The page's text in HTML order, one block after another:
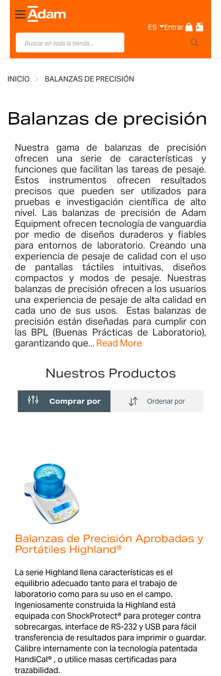
Toggle
Nav
ES Entrar
INICIO BALANZAS DE PRECISIÓN
Balanzas de precisión
Nuestra gama de balanzas de precisión
ofrecen una serie de características y
funciones que facilitan las tareas de pesaje.
Estos instrumentos ofrecen resultados
precisos que pueden ser utilizados para
pruebas e investigación científica de alto
nivel. Las balanzas de precisión de Adam
Equipment ofrecen tecnología de vanguardia
por medio de diseños duraderos y fiables
para entornos de laboratorio. Creando una
experiencia de pesaje de calidad con el uso
de pantallas táctiles intuitivas, diseños
compactos y modos de pesaje. Nuestras
balanzas de precisión ofrecen a los usuarios
una experiencia de pesaje de alta calidad en
cada uno de sus usos. Estas balanzas de
precisión están diseñadas para cumplir con
las BPL (Buenas Prácticas de Laboratorio),
garantizando que... Read More
Nuestros Productos
Comprar por Ordenar por
Balanzas de Precisión Aprobadas y
Portátiles Highland®
La serie Highland llena características es el
equilibrio adecuado tanto para el trabajo de
laboratorio como para su uso en el campo.
Ingeniosamente construida la Highland está
equipada con ShockProtect® para proteger contra
sobrecargas, interface de RS-232 y USB para fácil
transferencia de resultados para imprimir o guardar.
Calibre internamente con la tecnología patentada
HandiCal® , o utilice masas certificadas para
trazabilidad.